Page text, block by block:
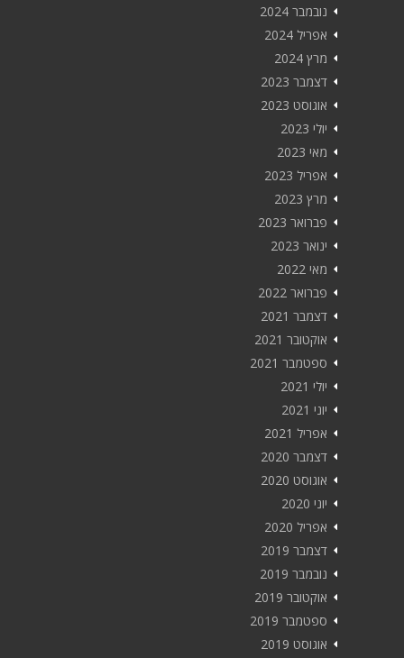
נובמבר 2024
אפריל 2024
מרץ 2024
דצמבר 2023
אוגוסט 2023
יולי 2023
מאי 2023
אפריל 2023
מרץ 2023
פברואר 2023
ינואר 2023
מאי 2022
פברואר 2022
דצמבר 2021
אוקטובר 2021
ספטמבר 2021
יולי 2021
יוני 2021
אפריל 2021
דצמבר 2020
אוגוסט 2020
יוני 2020
אפריל 2020
דצמבר 2019
נובמבר 2019
אוקטובר 2019
ספטמבר 2019
אוגוסט 2019